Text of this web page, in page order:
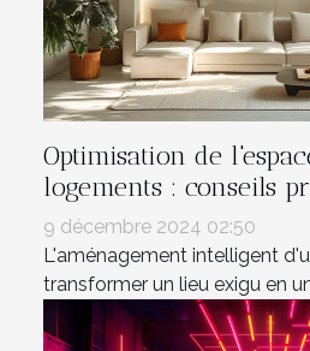
Optimisation de
logements : conseils
9 décembre 2024 02:50
L'aménagement intelligent
transformer un lieu exigu en